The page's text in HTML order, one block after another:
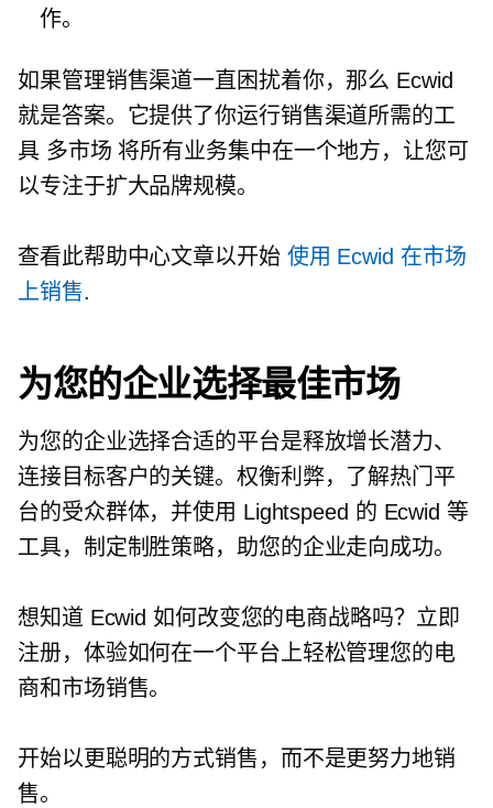
作。
如果管理销售渠道一直困扰着你，那么 Ecwid
就是答案。它提供了你运行销售渠道所需的工
具 多市场 将所有业务集中在一个地方，让您可
以专注于扩大品牌规模。
查看此帮助中心文章以开始 使用 Ecwid 在市场
上销售.
为您的企业选择最佳市场
为您的企业选择合适的平台是释放增长潜力、
连接目标客户的关键。权衡利弊，了解热门平
台的受众群体，并使用 Lightspeed 的 Ecwid 等
工具，制定制胜策略，助您的企业走向成功。
想知道 Ecwid 如何改变您的电商战略吗？立即
注册，体验如何在一个平台上轻松管理您的电
商和市场销售。
开始以更聪明的方式销售，而不是更努力地销
售。